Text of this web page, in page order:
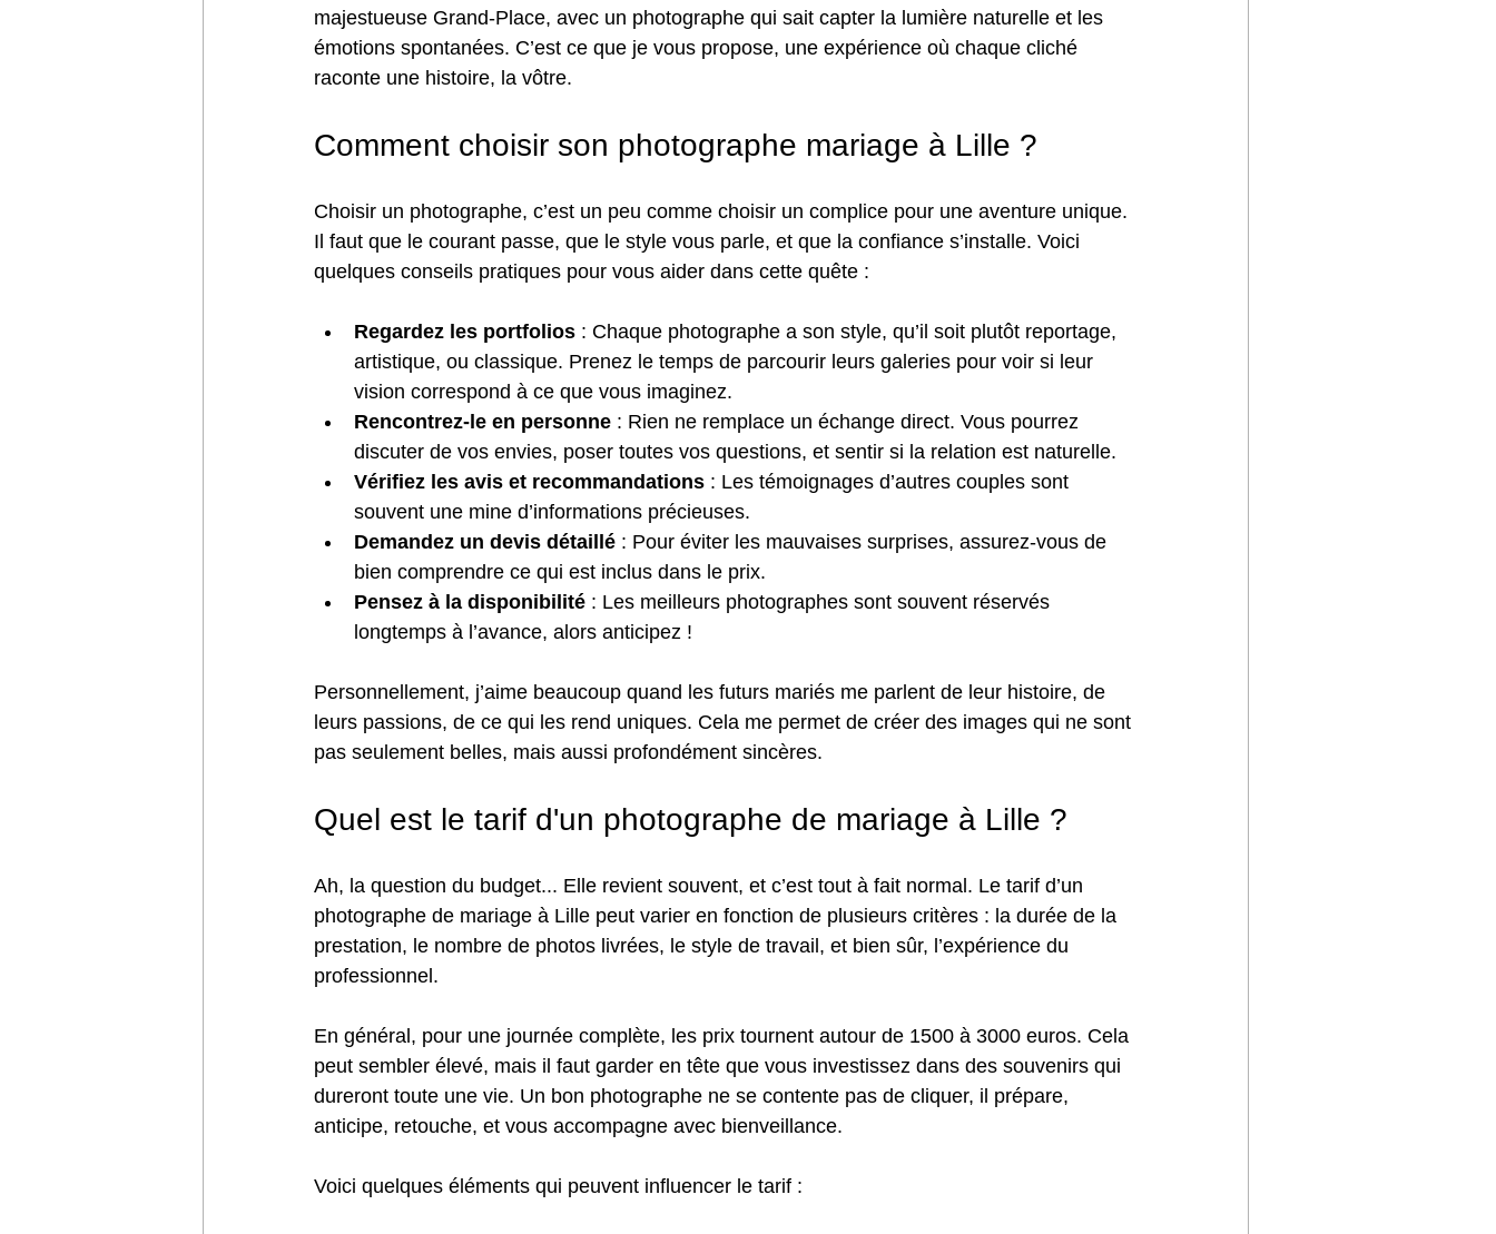
majestueuse Grand-Place, avec un photographe qui sait capter la lumière naturelle et les
émotions spontanées. C’est ce que je vous propose, une expérience où chaque cliché
raconte une histoire, la vôtre.
Comment choisir son photographe mariage à Lille ?
Choisir un photographe, c’est un peu comme choisir un complice pour une aventure unique.
Il faut que le courant passe, que le style vous parle, et que la confiance s’installe. Voici
quelques conseils pratiques pour vous aider dans cette quête :
Regardez les portfolios : Chaque photographe a son style, qu’il soit plutôt reportage,
artistique, ou classique. Prenez le temps de parcourir leurs galeries pour voir si leur
vision correspond à ce que vous imaginez.
Rencontrez-le en personne : Rien ne remplace un échange direct. Vous pourrez
discuter de vos envies, poser toutes vos questions, et sentir si la relation est naturelle.
Vérifiez les avis et recommandations : Les témoignages d’autres couples sont
souvent une mine d’informations précieuses.
Demandez un devis détaillé : Pour éviter les mauvaises surprises, assurez-vous de
bien comprendre ce qui est inclus dans le prix.
Pensez à la disponibilité : Les meilleurs photographes sont souvent réservés
longtemps à l’avance, alors anticipez !
Personnellement, j’aime beaucoup quand les futurs mariés me parlent de leur histoire, de
leurs passions, de ce qui les rend uniques. Cela me permet de créer des images qui ne sont
pas seulement belles, mais aussi profondément sincères.
Quel est le tarif d'un photographe de mariage à Lille ?
Ah, la question du budget... Elle revient souvent, et c’est tout à fait normal. Le tarif d’un
photographe de mariage à Lille peut varier en fonction de plusieurs critères : la durée de la
prestation, le nombre de photos livrées, le style de travail, et bien sûr, l’expérience du
professionnel.
En général, pour une journée complète, les prix tournent autour de 1500 à 3000 euros. Cela
peut sembler élevé, mais il faut garder en tête que vous investissez dans des souvenirs qui
dureront toute une vie. Un bon photographe ne se contente pas de cliquer, il prépare,
anticipe, retouche, et vous accompagne avec bienveillance.
Voici quelques éléments qui peuvent influencer le tarif :